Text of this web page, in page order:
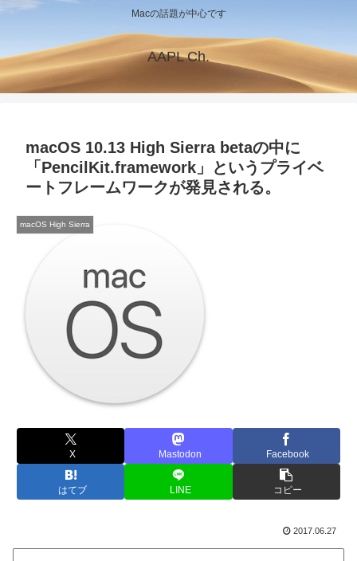
Macの話題が中心です
AAPL Ch.
macOS 10.13 High Sierra betaの中に
「PencilKit.framework」というプライベ
ートフレームワークが発見される。
macOS High Sierra
X Mastodon Facebook
はてブ LINE コピー
2017.06.27